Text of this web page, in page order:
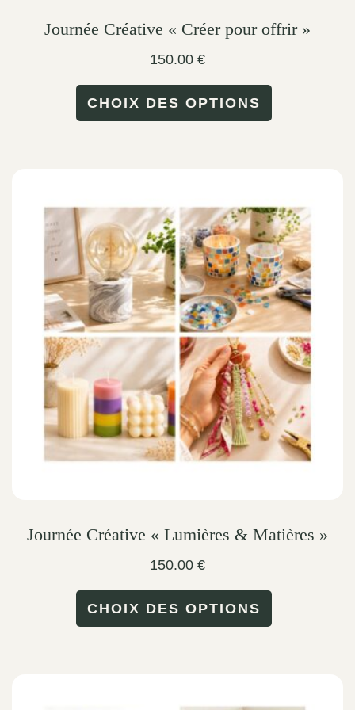
Journée Créative « Créer pour offrir »
150.00 €
CHOIX DES OPTIONS
variants.
The
options
may
be
chosen
on
the
product
page
Journée Créative « Lumières & Matières »
150.00 €
CHOIX DES OPTIONS